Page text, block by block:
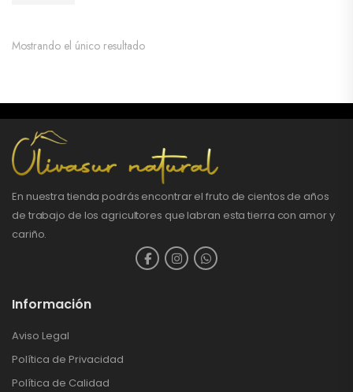
Mostrando el único resultado
En nuestra tienda podrás encontrar el fruto de cientos de años
de trabajo de los agricultores que labran esta tierra con amor y
cariño.
Información
Aviso Legal
Política de Privacidad
Política de Calidad